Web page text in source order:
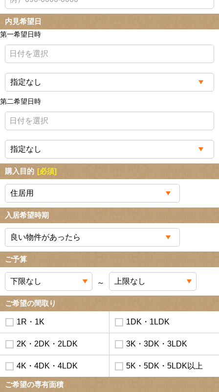
内見希望日
第一希望日時
第二希望日時
購入目的 [必須]
入居希望時期
ご予算
～
ご希望の間取り
1R・1K 1DK・1LDK
2K・2DK・2LDK 3K・3DK・3LDK
4K・4DK・4LDK 5K・5DK・5LDK以上
ご希望の専有面積